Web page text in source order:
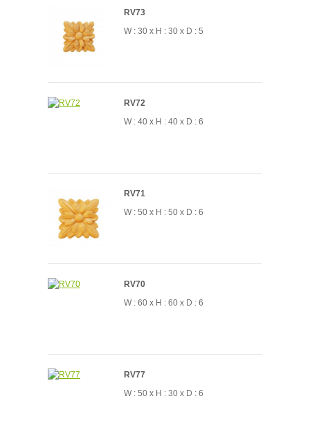
RV73
W : 30 x H : 30 x D : 5
RV72
W : 40 x H : 40 x D : 6
RV71
W : 50 x H : 50 x D : 6
RV70
W : 60 x H : 60 x D : 6
RV77
W : 50 x H : 30 x D : 6